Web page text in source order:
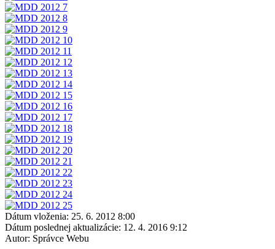
Dátum vloženia: 25. 6. 2012 8:00
Dátum poslednej aktualizácie: 12. 4. 2016 9:12
Autor: Správce Webu